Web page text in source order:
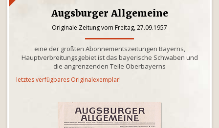
Augsburger Allgemeine
Originale Zeitung vom Freitag, 27.09.1957
eine der größten Abonnementszeitungen Bayerns,
Hauptverbreitungsgebiet ist das bayerische Schwaben und
die angrenzenden Teile Oberbayerns
letztes verfügbares Originalexemplar!